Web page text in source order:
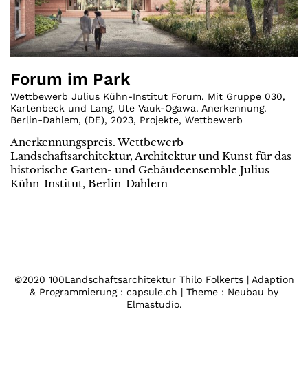
Forum im Park
Wettbewerb Julius Kühn-Institut Forum. Mit Gruppe 030,
Kartenbeck und Lang, Ute Vauk-Ogawa. Anerkennung.
Berlin-Dahlem, (DE), 2023, Projekte, Wettbewerb
Anerkennungspreis. Wettbewerb
Landschaftsarchitektur, Architektur und Kunst für das
historische Garten- und Gebäudeensemble Julius
Kühn-Institut, Berlin-Dahlem
©2020 100Landschaftsarchitektur Thilo Folkerts | Adaption
& Programmierung : capsule.ch | Theme : Neubau by
Elmastudio